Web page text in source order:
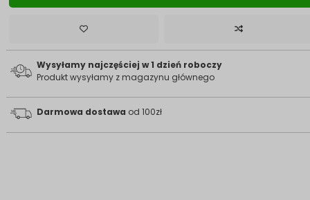
Wysyłamy najczęściej w 1 dzień roboczy
Produkt wysyłamy z magazynu głównego
Darmowa dostawa od 100zł